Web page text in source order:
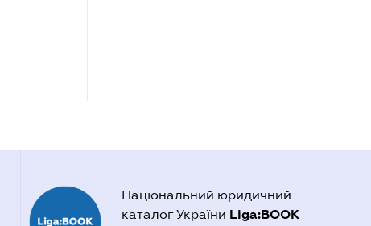
Національний юридичний
каталог України Liga:BOOK